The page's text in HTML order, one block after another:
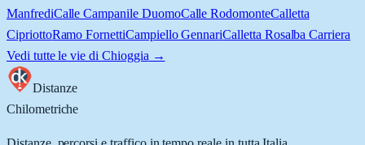
ManfrediCalle Campanile DuomoCalle RodomonteCalletta
CipriottoRamo FornettiCampiello GennariCalletta Rosalba Carriera
Vedi tutte le vie di Chioggia →
Distanze
Chilometriche